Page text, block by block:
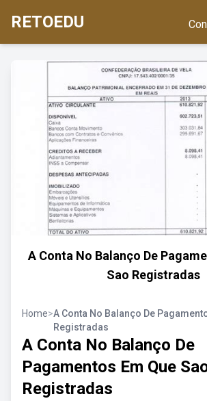
RETOEDU
A Conta No Balanço De
Sao Registradas
Home>A Conta No Balanço De
Registradas
A Conta No Balanço De
Pagamentos Em Que
Registradas